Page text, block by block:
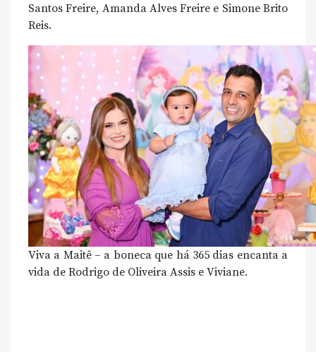
Santos Freire, Amanda Alves Freire e Simone Brito
Reis.
Viva a Maitê – a boneca que há 365 dias encanta a
vida de Rodrigo de Oliveira Assis e Viviane.